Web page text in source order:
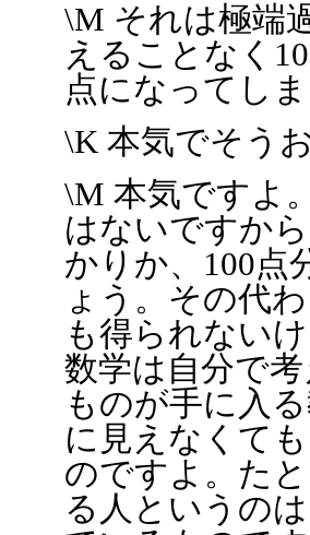
\M それは極端
えることなく
点になってし
\K 本気でそう
\M 本気ですよ
はないですか
かりか、100点
ょう。その代
も得られない
数学は自分で
ものが手に入
に見えなくて
のですよ。た
る人というの